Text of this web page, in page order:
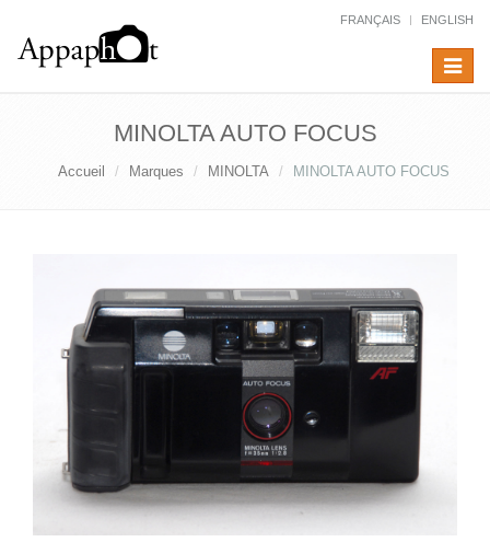
FRANÇAIS ENGLISH
Toggle
MINOLTA AUTO FOCUS
Accueil Marques MINOLTA MINOLTA AUTO FOCUS